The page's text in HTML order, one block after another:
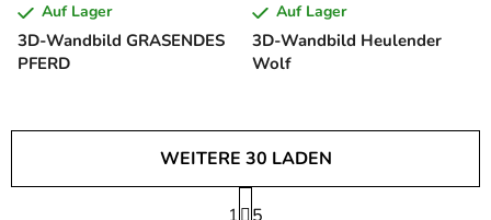
3D-Wandbild GRASENDES
PFERD
Auf Lager
3D-Wandbild Heulender
Wolf
Auf Lager
WEITERE 30 LADEN
P